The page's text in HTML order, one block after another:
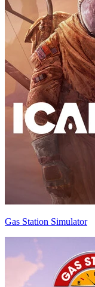
Gas Station Simulator